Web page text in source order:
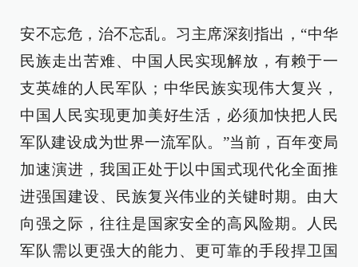
安不忘危，治不忘乱。习主席深刻指出，“中华
民族走出苦难、中国人民实现解放，有赖于一
支英雄的人民军队；中华民族实现伟大复兴，
中国人民实现更加美好生活，必须加快把人民
军队建设成为世界一流军队。”当前，百年变局
加速演进，我国正处于以中国式现代化全面推
进强国建设、民族复兴伟业的关键时期。由大
向强之际，往往是国家安全的高风险期。人民
军队需以更强大的能力、更可靠的手段捍卫国